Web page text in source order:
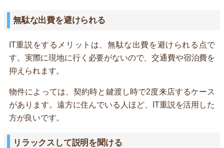
無駄な出費を避けられる
IT重説をするメリットは、無駄な出費を避けられる点で
す。実際に現地に行く必要がないので、交通費や宿泊費を
抑えられます。
物件によっては、契約時と鍵渡し時で2度来店するケース
があります。遠方に住んでいる人ほど、IT重説を活用した
方が良いです。
リラックスして説明を聞ける